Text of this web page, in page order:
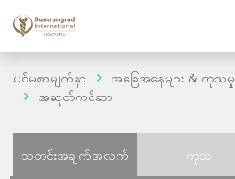
ပင်မစာမျက်နှာ အခြေအနေများ & ကုသမှု
အဆုတ်ကင်ဆာ
သတင်းအချက်အလက် ကုသ